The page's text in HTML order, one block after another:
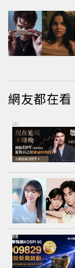
網友都在看
PR
PR